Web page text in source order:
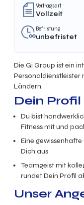
Vertragsart
Vollzeit
Befristung
unbefristet
Die Gi Group ist ein
Personaldienstleister
Ländern.
Dein Profil
Du bist
Fitness mit und
Eine
Dich aus
Teamgeist mit
rundet Dein Profil
Unser